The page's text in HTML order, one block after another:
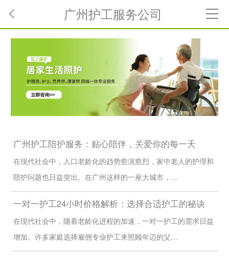
广州护工服务公司
广州护工陪护服务：贴心陪伴，关爱你的每一天
在现代社会中，人口老龄化的趋势愈演愈烈，家中老人的护理和
陪护问题也日益突出。在广州这样的一座大城市，…
一对一护工24小时价格解析：选择合适护工的秘诀
在现代社会中，随着老龄化进程的加速，一对一护工的需求日益
增加。许多家庭选择雇佣专业护工来照顾年迈的父…